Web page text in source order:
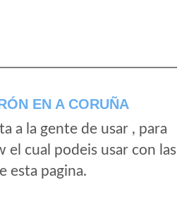
EN A CORUÑA
a la gente de usar , para
el cual podeis usar con las
esta pagina.